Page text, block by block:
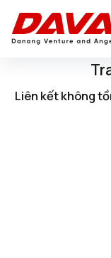
Liên kết không